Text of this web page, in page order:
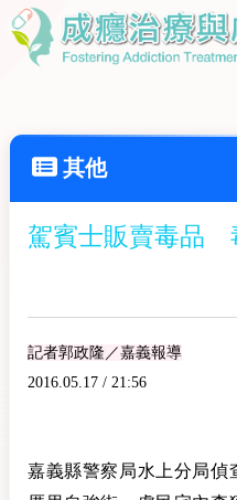
其他
駕賓士販賣毒品
記者郭政隆／嘉義報導
2016.05.17 / 21:56
嘉義縣警察局水上分局偵